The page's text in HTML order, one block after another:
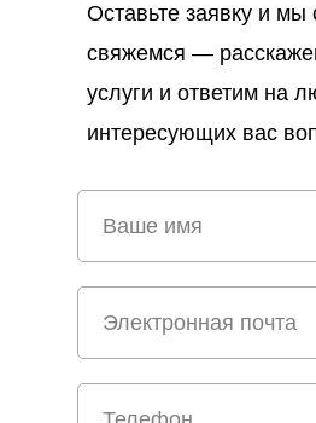
Оставьте заявку и мы
свяжемся —
услуги и ответим на
интересующих вас